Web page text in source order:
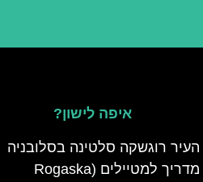
איפה לישון?
העיר רוגשקה סלטינה בסלובניה
מדריך למטיילים (Rogaska